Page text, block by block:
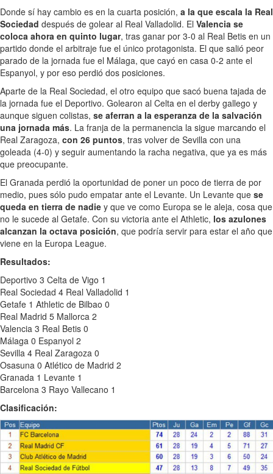
Donde sí hay cambio es en la cuarta posición, a la que escala la Real
Sociedad después de golear al Real Valladolid. El Valencia se
coloca ahora en quinto lugar, tras ganar por 3-0 al Real Betis en un
partido donde el arbitraje fue el único protagonista. El que salió peor
parado de la jornada fue el Málaga, que cayó en casa 0-2 ante el
Espanyol, y por eso perdió dos posiciones.
Aparte de la Real Sociedad, el otro equipo que sacó buena tajada de
la jornada fue el Deportivo. Golearon al Celta en el derby gallego y
aunque siguen colistas, se aferran a la esperanza de la salvación
una jornada más. La franja de la permanencia la sigue marcando el
Real Zaragoza, con 26 puntos, tras volver de Sevilla con una
goleada (4-0) y seguir aumentando la racha negativa, que ya es más
que preocupante.
El Granada perdió la oportunidad de poner un poco de tierra de por
medio, pues sólo pudo empatar ante el Levante. Un Levante que se
queda en tierra de nadie y que ve como Europa se le aleja, cosa que
no le sucede al Getafe. Con su victoria ante el Athletic, los azulones
alcanzan la octava posición, que podría servir para estar el año que
viene en la Europa League.
Resultados:
Deportivo 3 Celta de Vigo 1
Real Sociedad 4 Real Valladolid 1
Getafe 1 Athletic de Bilbao 0
Real Madrid 5 Mallorca 2
Valencia 3 Real Betis 0
Málaga 0 Espanyol 2
Sevilla 4 Real Zaragoza 0
Osasuna 0 Atlético de Madrid 2
Granada 1 Levante 1
Barcelona 3 Rayo Vallecano 1
Clasificación: